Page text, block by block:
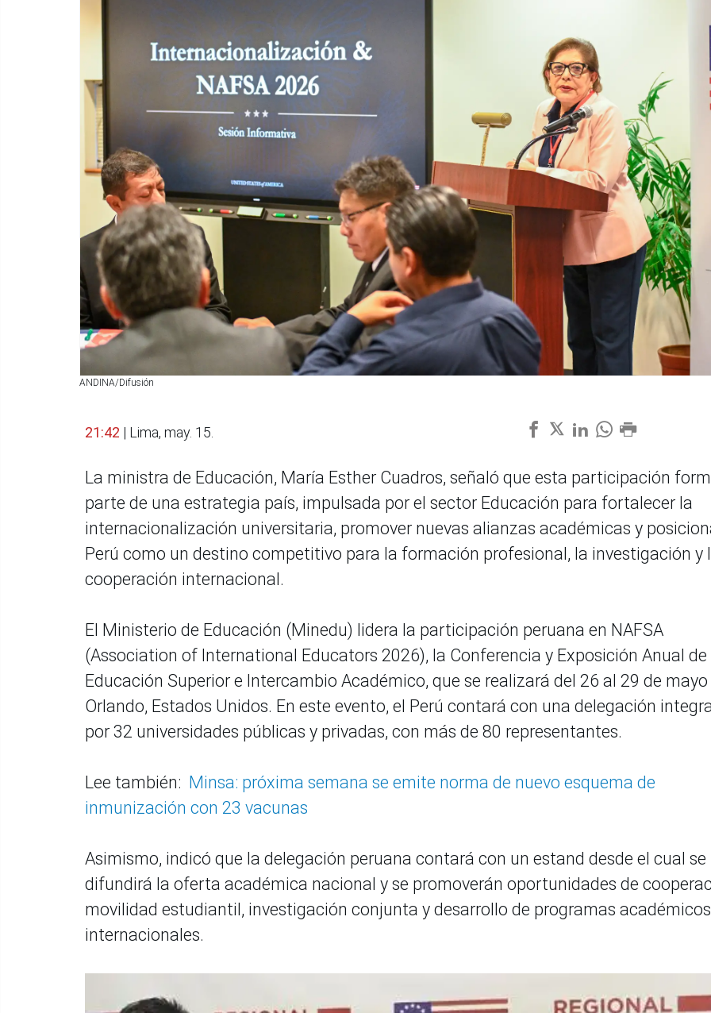
ANDINA/Difusión
21:42 | Lima, may. 15.
La ministra de Educación, María Esther Cuadros, señaló que esta participación
parte de una estrategia país, impulsada por el sector Educación para fortalecer la
internacionalización universitaria, promover nuevas alianzas académicas y
Perú como un destino competitivo para la formación profesional, la investigación y
cooperación internacional.
El Ministerio de Educación (Minedu) lidera la participación peruana en NAFSA
(Association of International Educators 2026), la Conferencia y Exposición Anual de
Educación Superior e Intercambio Académico, que se realizará del 26 al 29 de mayo
Orlando, Estados Unidos. En este evento, el Perú contará con una delegación
por 32 universidades públicas y privadas, con más de 80 representantes.
Lee también: Minsa: próxima semana se emite norma de nuevo esquema de
inmunización con 23 vacunas
Asimismo, indicó que la delegación peruana contará con un estand desde el cual se
difundirá la oferta académica nacional y se promoverán oportunidades de
movilidad estudiantil, investigación conjunta y desarrollo de programas académicos
internacionales.